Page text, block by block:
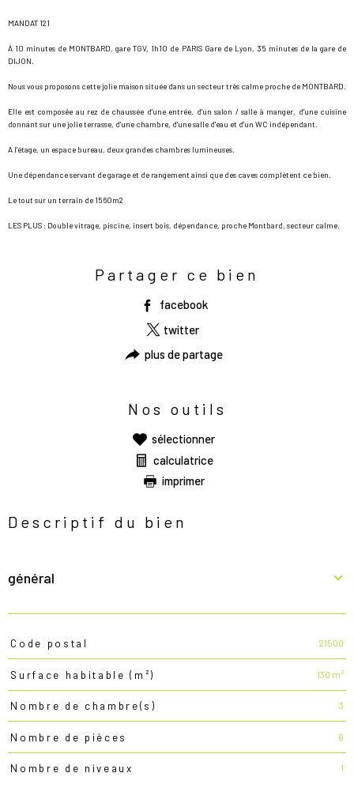
MANDAT 121
À 10 minutes de MONTBARD, gare TGV, 1h10 de PARIS Gare de Lyon, 35 minutes de la gare de
DIJON.
Nous vous proposons cette jolie maison située dans un secteur très calme proche de MONTBARD.
Elle est composée au rez de chaussée d'une entrée, d'un salon / salle à manger, d'une cuisine
donnant sur une jolie terrasse, d'une chambre, d'une salle d'eau et d'un WC indépendant.
A l'étage, un espace bureau, deux grandes chambres lumineuses.
Une dépendance servant de garage et de rangement ainsi que des caves complètent ce bien.
Le tout sur un terrain de 1560m2
LES PLUS : Double vitrage, piscine, insert bois, dépendance, proche Montbard, secteur calme.
Partager ce bien
facebook
twitter
plus de partage
Nos outils
sélectionner
calculatrice
imprimer
Descriptif du bien
général
TRAD_PAMPERO_Caracteristique
Code postal 21500
Surface habitable (m²) 130 m²
Nombre de chambre(s) 3
Nombre de pièces 6
Nombre de niveaux 1